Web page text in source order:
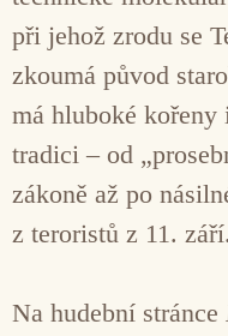
při jehož zrodu se
zkoumá původ
má hluboké
tradici – od
zákoně až po
z teroristů z 11. září.
Na hudební stránce